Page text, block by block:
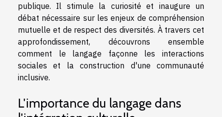
publique. Il stimule la curiosité et inaugure un
débat nécessaire sur les enjeux de compréhension
mutuelle et de respect des diversités. À travers cet
approfondissement, découvrons ensemble
comment le langage façonne les interactions
sociales et la construction d'une communauté
inclusive.
L'importance du langage dans